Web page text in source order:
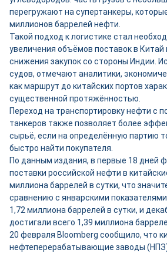
перегружают на супертанкеры,
миллионов баррелей нефти.
Такой подход к логистике стал
увеличения объёмов поставок в Китай
снижения закупок со стороны Индии.
судов, отмечают аналитики,
как маршрут до китайских портов
существенной протяжённостью.
Переход на транспортировку нефти с
танкеров также позволяет более
сырьё, если на определённую партию
быстро найти покупателя.
По данным издания, в первые 18 дней
поставки российской нефти в
миллиона баррелей в сутки, что
сравнению с январскими
1,72 миллиона баррелей в сутки, и
достигали всего 1,39 миллиона
20 февраля Bloomberg сообщило, что
нефтеперерабатывающие заводы